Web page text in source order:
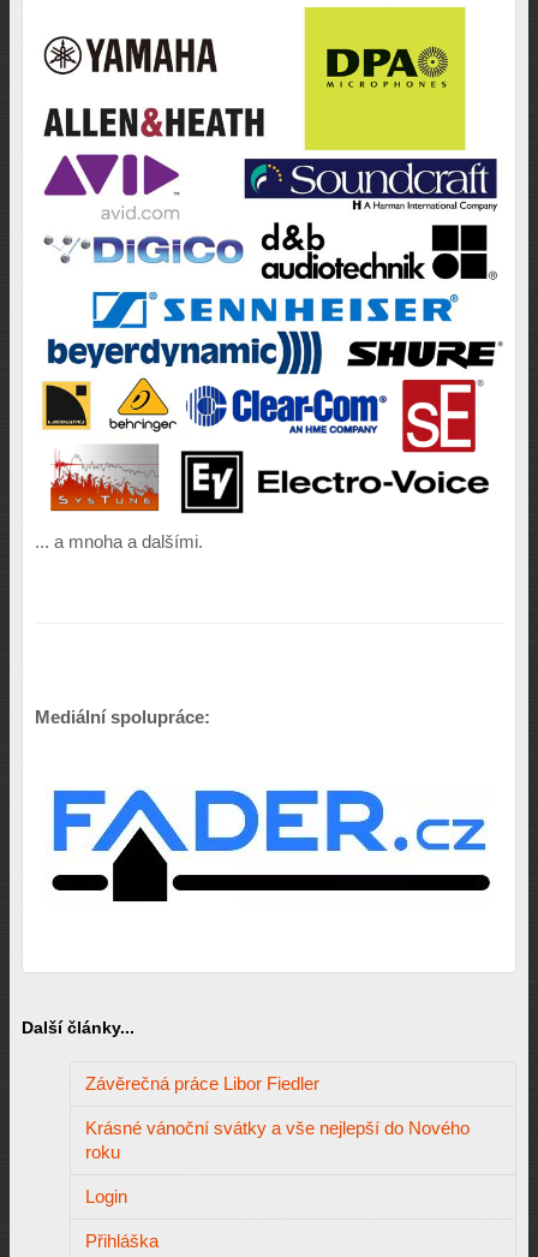
... a mnoha a dalšími.
Mediální spolupráce:
Další články...
Závěrečná práce Libor Fiedler
Krásné vánoční svátky a vše nejlepší do Nového
roku
Login
Přihláška